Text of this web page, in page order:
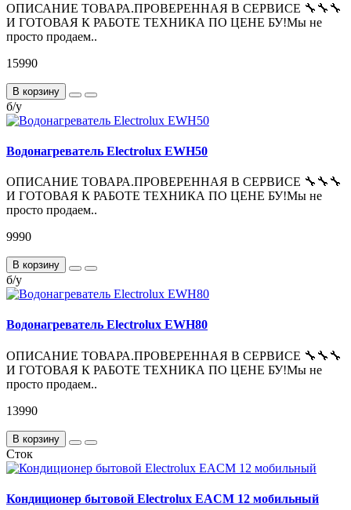
ОПИСАНИЕ ТОВАРА.ПРОВЕРЕННАЯ В СЕРВИСЕ 🔧🔧🔧
И ГОТОВАЯ К РАБОТЕ ТЕХНИКА ПО ЦЕНЕ БУ!Мы не
просто продаем..
15990
В корзину
б/у
Водонагреватель Electrolux EWH50
ОПИСАНИЕ ТОВАРА.ПРОВЕРЕННАЯ В СЕРВИСЕ 🔧🔧🔧
И ГОТОВАЯ К РАБОТЕ ТЕХНИКА ПО ЦЕНЕ БУ!Мы не
просто продаем..
9990
В корзину
б/у
Водонагреватель Electrolux EWH80
ОПИСАНИЕ ТОВАРА.ПРОВЕРЕННАЯ В СЕРВИСЕ 🔧🔧🔧
И ГОТОВАЯ К РАБОТЕ ТЕХНИКА ПО ЦЕНЕ БУ!Мы не
просто продаем..
13990
В корзину
Сток
Кондиционер бытовой Electrolux EACM 12 мобильный